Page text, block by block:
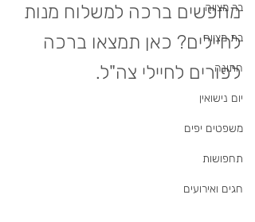
בר מצווה
בת מצווה
חתונה
יום נישואין
משפטים יפים
תחפושות
חגים ואירועים
מחפשים ברכה למשלוח מנות
לחיילים? כאן תמצאו ברכה
לפורים לחיילי צה"ל.